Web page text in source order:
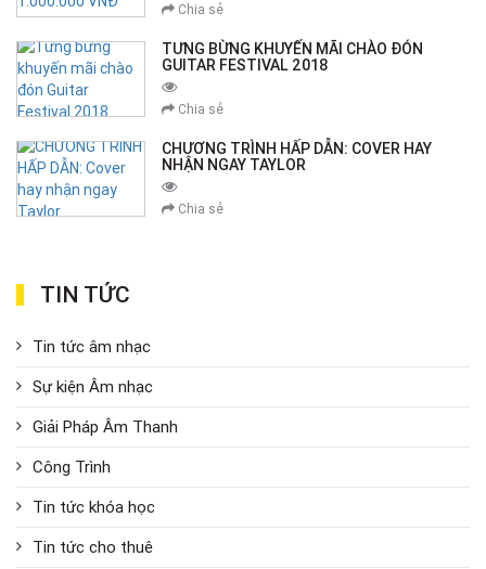
Chia sẻ
TƯNG BỪNG KHUYẾN MÃI CHÀO ĐÓN
GUITAR FESTIVAL 2018
Chia sẻ
CHƯƠNG TRÌNH HẤP DẪN: COVER HAY
NHẬN NGAY TAYLOR
Chia sẻ
TIN TỨC
Tin tức âm nhạc
Sự kiện Âm nhạc
Giải Pháp Âm Thanh
Công Trình
Tin tức khóa học
Tin tức cho thuê